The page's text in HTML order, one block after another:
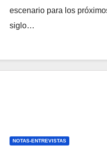
escenario para los
siglo…
NOTAS-ENTREVISTAS